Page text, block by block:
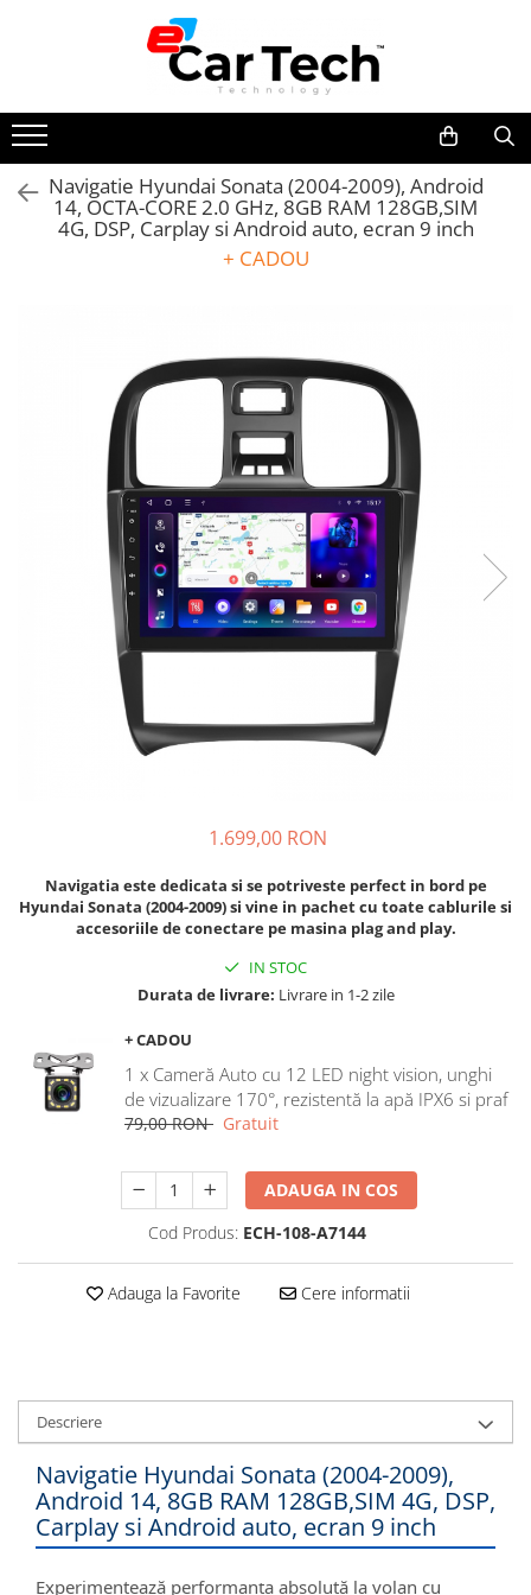
Summer sale
Navigatie dedicata
Navigatii Volkswagen
Navigatii Opel
Navigatii Hyundai
Navigatii Toyota
Navigatii Dacia
Navigatii Peugeot
Navigatii Audi
Navigatii BMW
Navigatii Mercedes
Navigatii Fiat
Navigatii Nissan
Navigatii Citroen
Navigatii KIA
Navigatii Renault
Navigatii Chevrolet
Navigatii Honda
Navigatii Jeep
Navigatii Land Rover
Navigatii Iveco
Navigatii Chrysler
Navigatii 2 DIN
Navigatii 1 DIN
Navigatie GPS Portabil
Accesorii navigatii
Navigatie Hyundai Sonata (2004-2009), Android
14, OCTA-CORE 2.0 GHz, 8GB RAM 128GB,SIM
4G, DSP, Carplay si Android auto, ecran 9 inch
+ CADOU
1.699,00 RON
Navigatia este dedicata si se potriveste perfect in bord pe
Hyundai Sonata (2004-2009) si vine in pachet cu toate cablurile si
accesoriile de conectare pe masina plag and play.
IN STOC
Durata de livrare: Livrare in 1-2 zile
+ CADOU
1 x Cameră Auto cu 12 LED night vision, unghi
de vizualizare 170°, rezistentă la apă IPX6 si praf
79,00 RON Gratuit
ADAUGA IN COS
Cod Produs: ECH-108-A7144
Adauga la Favorite Cere informatii
Descriere
Navigatie Hyundai Sonata (2004-2009),
Android 14, 8GB RAM 128GB,SIM 4G, DSP,
Carplay si Android auto, ecran 9 inch
Experimentează performanța absolută la volan cu